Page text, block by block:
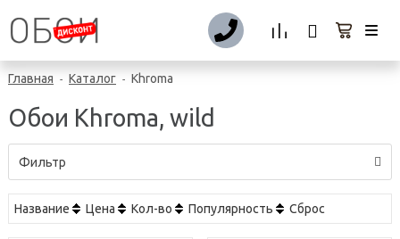
Главная - Каталог - Khroma
Обои Khroma, wild
Фильтр
Название Цена Кол-во Популярность Сброс